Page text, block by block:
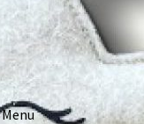
Ga
door
naar
navigatie
Ga
direct
naar
de
Menu